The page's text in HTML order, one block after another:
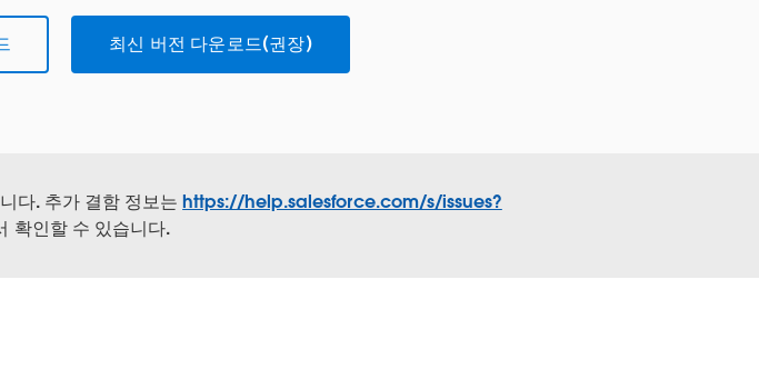
최신 버전 다운로드(권장)
다. 추가 결함 정보는https://help.salesforce.com/s/issues?
확인할 수 있습니다.